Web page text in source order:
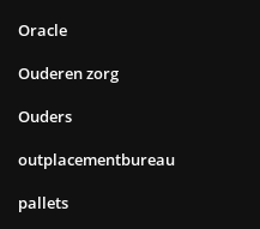
Oracle
Ouderen zorg
Ouders
outplacementbureau
pallets